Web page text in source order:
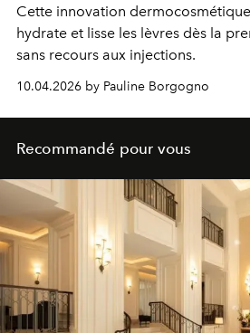
Cette innovation
hydrate et lisse les lèvres dès la
sans recours aux injections.
10.04.2026 by Pauline Borgogno
Recommandé pour vous